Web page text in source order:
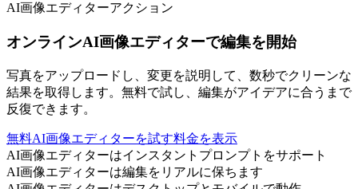
AI画像エディターアクション
オンラインAI画像エディターで編集を開始
写真をアップロードし、変更を説明して、数秒でクリーンな
結果を取得します。無料で試し、編集がアイデアに合うまで
反復できます。
無料AI画像エディターを試す料金を表示
AI画像エディターはインスタントプロンプトをサポート
AI画像エディターは編集をリアルに保ちます